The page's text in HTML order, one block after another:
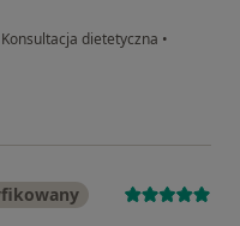
Konsultacja dietetyczna •